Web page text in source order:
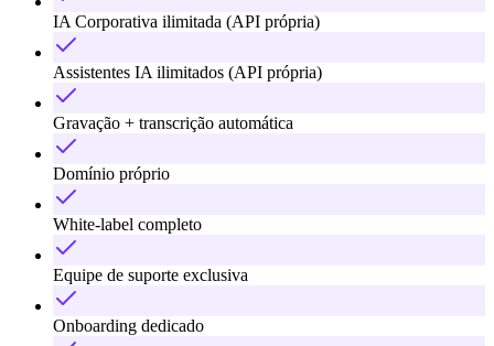
IA Corporativa ilimitada (API própria)
Assistentes IA ilimitados (API própria)
Gravação + transcrição automática
Domínio próprio
White-label completo
Equipe de suporte exclusiva
Onboarding dedicado